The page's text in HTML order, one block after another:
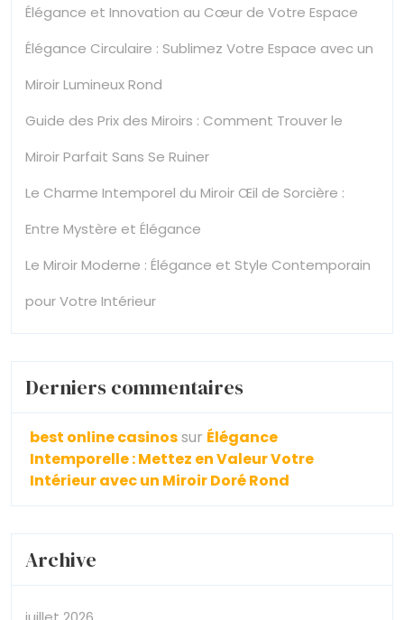
Élégance et Innovation au Cœur de Votre Espace
Élégance Circulaire : Sublimez Votre Espace avec un
Miroir Lumineux Rond
Guide des Prix des Miroirs : Comment Trouver le
Miroir Parfait Sans Se Ruiner
Le Charme Intemporel du Miroir Œil de Sorcière :
Entre Mystère et Élégance
Le Miroir Moderne : Élégance et Style Contemporain
pour Votre Intérieur
Derniers commentaires
best online casinossur Élégance
Intemporelle : Mettez en Valeur Votre
Intérieur avec un Miroir Doré Rond
Archive